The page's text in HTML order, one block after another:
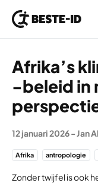
Afrika’s
-beleid in
12 januari 2026-Jan
Afrika antropologie
Zonder twijfel is ook